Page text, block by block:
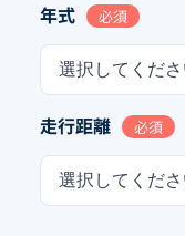
年式 必須
選択してくださ
走行距離 必須
選択してくださ